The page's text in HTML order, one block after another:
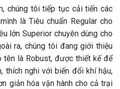
chúng tôi tiếp tục cải tiến các
là Tiêu chuẩn Regular cho
lớn Superior chuyên dùng cho
ra, chúng tôi đang giới thiệu
là Robust, được thiết kế để
thích nghi với biến đổi khí hậu,
giản hóa vận hành cho cả trại